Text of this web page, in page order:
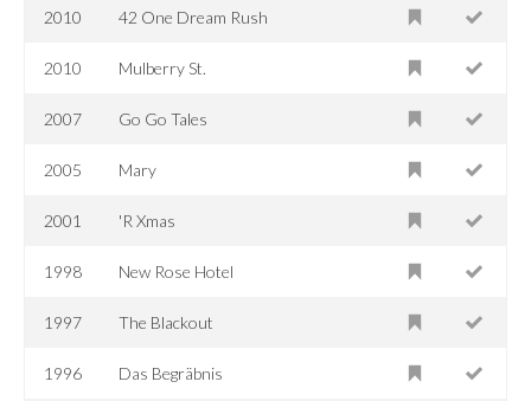
2010 42 One Dream Rush
2010 Mulberry St.
2007 Go Go Tales
2005 Mary
2001 'R Xmas
1998 New Rose Hotel
1997 The Blackout
1996 Das Begräbnis